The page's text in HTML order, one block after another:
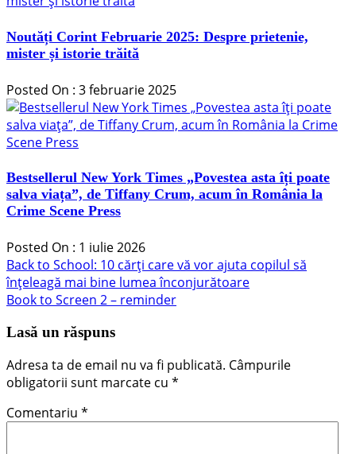
Noutăți Corint Februarie 2025: Despre prietenie,
mister și istorie trăită
Posted On : 3 februarie 2025
Bestsellerul New York Times „Povestea asta îți poate
salva viața”, de Tiffany Crum, acum în România la
Crime Scene Press
Posted On : 1 iulie 2026
Navigare
în
articole
Articolul
anterior:
Back to School: 10 cărți care vă vor ajuta copilul să
înțeleagă mai bine lumea înconjurătoare
Articolul
Book to Screen 2 – reminder
Lasă un răspuns
Adresa ta de email nu va fi publicată. Câmpurile
obligatorii sunt marcate cu *
Comentariu *